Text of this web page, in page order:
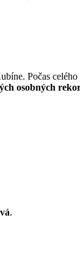
Počas
osobných
.